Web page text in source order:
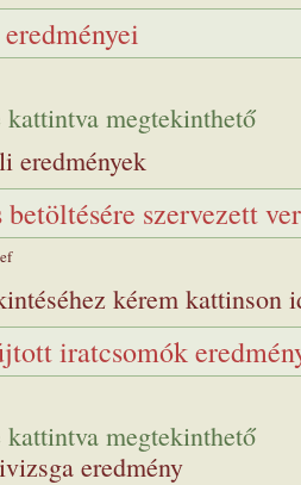
megtekinthető
eredmények
szervezett
kérem kattinson
iratcsomók
megtekinthető
eredmény